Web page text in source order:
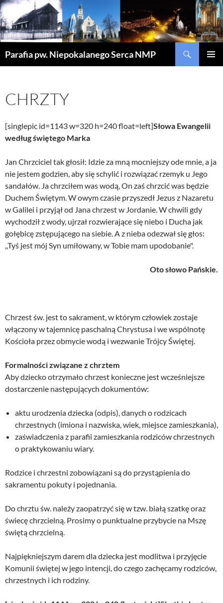
Parafia pw. Niepokalanego Serca NMP
CHRZTY
[singlepic id=1143 w=320 h=240 float=left]Słowa Ewangelii
według świętego Marka
Jan Chrzciciel tak głosił: Idzie za mną mocniejszy ode mnie, a ja
nie jestem godzien, aby się schylić i rozwiązać rzemyk u Jego
sandałów. Ja chrzciłem was wodą, On zaś chrzcić was będzie
Duchem Świętym. W owym czasie przyszedł Jezus z Nazaretu
w Galilei i przyjął od Jana chrzest w Jordanie. W chwili gdy
wychodził z wody, ujrzał rozwierające się niebo i Ducha jak
gołębicę zstępującego na siebie. A z nieba odezwał się głos:
,,Tyś jest mój Syn umiłowany, w Tobie mam upodobanie".
Oto słowo Pańskie.
Chrzest św. jest to sakrament, w którym człowiek zostaje
włączony w tajemnicę paschalną Chrystusa i we wspólnotę
Kościoła przez obmycie wodą i wezwanie Trójcy Świętej.
Formalności związane z chrztem
Aby dziecko otrzymało chrzest konieczne jest wcześniejsze
dostarczenie następujących dokumentów:
aktu urodzenia dziecka (odpis), danych o rodzicach
chrzestnych (imiona i nazwiska, wiek, miejsce zamieszkania),
zaświadczenia z parafii zamieszkania rodziców chrzestnych
o praktykowaniu wiary.
Rodzice i chrzestni zobowiązani są do przystąpienia do
sakramentu pokuty i pojednania.
Do chrztu św. należy zaopatrzyć się w tzw. białą szatkę oraz
świecę chrzcielną. Prosimy o punktualne przybycie na Mszę
świętą chrzcielną.
Najpiękniejszym darem dla dziecka jest modlitwa i przyjęcie
Komunii świętej w jego intencji, do czego zachęcamy rodziców,
chrzestnych i ich rodziny.